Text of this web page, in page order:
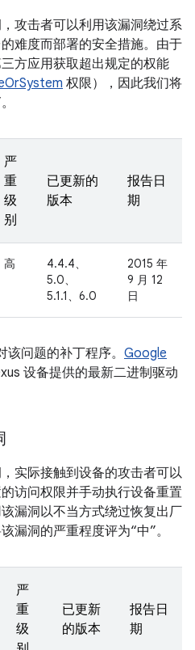
攻击者可以利用该漏洞绕过系
难度而部署的安全措施。由于
方应用获取超出规定的权能
权限），因此我们将
严
重
级
别
已更新的
版本
报告日
期
高
4.4.4、
5.0、
5.1.1、6.0
2015 年
9 月 12
日
问题的补丁程序。 Google
设备提供的最新二进制驱动
实际接触到设备的攻击者可以
访问权限并手动执行设备重置
漏洞以不当方式绕过恢复出厂
漏洞的严重程度评为“中”。
严
重
级
已更新
的版本
报告日
期